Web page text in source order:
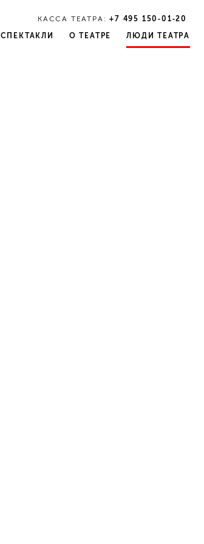
КАССА ТЕАТРА:+7 495 150‑01‑20
СПЕКТАКЛИ О ТЕАТРЕ ЛЮДИ ТЕАТРА